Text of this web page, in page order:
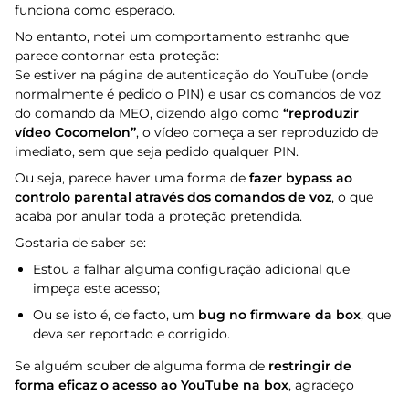
funciona como esperado.
No entanto, notei um comportamento estranho que
parece contornar esta proteção:
Se estiver na página de autenticação do YouTube (onde
normalmente é pedido o PIN) e usar os comandos de voz
do comando da MEO, dizendo algo como “reproduzir
vídeo Cocomelon”, o vídeo começa a ser reproduzido de
imediato, sem que seja pedido qualquer PIN.
Ou seja, parece haver uma forma de fazer bypass ao
controlo parental através dos comandos de voz, o que
acaba por anular toda a proteção pretendida.
Gostaria de saber se:
Estou a falhar alguma configuração adicional que
impeça este acesso;
Ou se isto é, de facto, um bug no firmware da box, que
deva ser reportado e corrigido.
Se alguém souber de alguma forma de restringir de
forma eficaz o acesso ao YouTube na box, agradeço